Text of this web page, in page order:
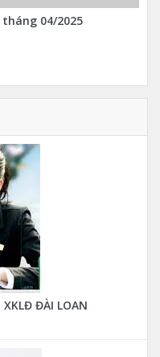
04/2025
XKLĐ ĐÀI LOAN